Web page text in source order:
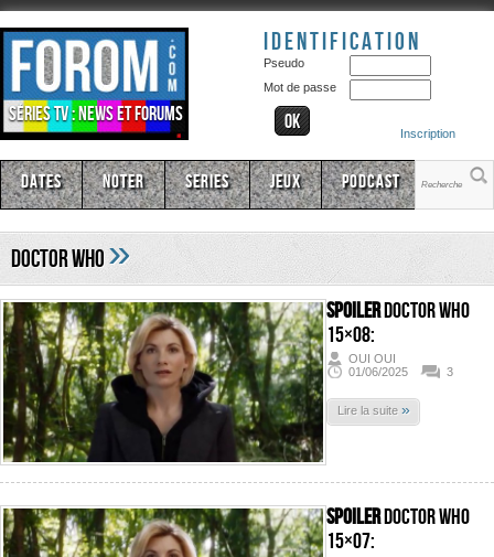
Séries TV : news et forums
Identification
Pseudo
Mot de passe
Inscription
Dates Noter Series Jeux Podcast
Doctor Who»
SPOILERDoctor Who
15×08:
OUI OUI
01/06/2025
3
Lire la suite »
SPOILERDoctor Who
15×07: